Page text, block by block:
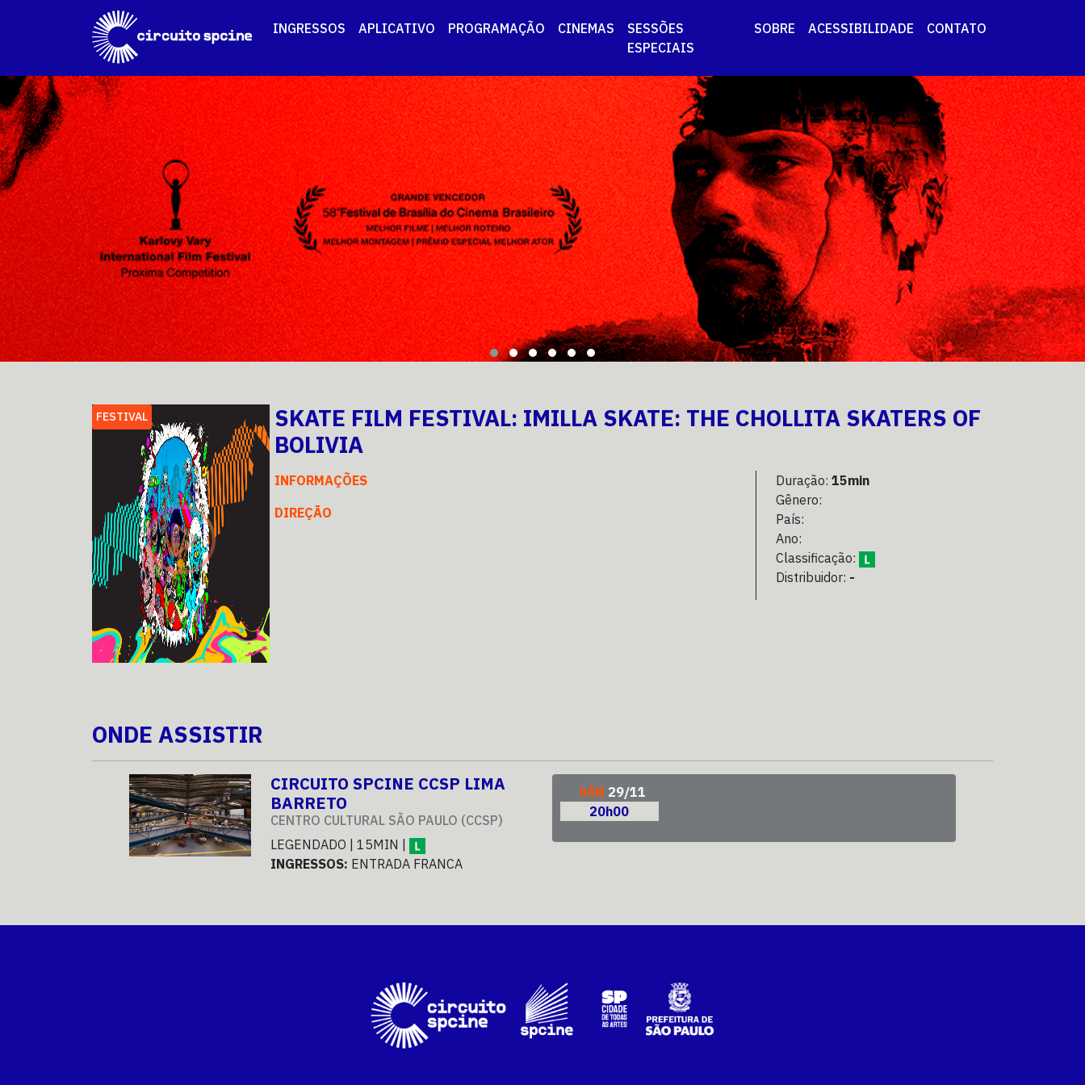
INGRESSOS APLICATIVO PROGRAMAÇÃO CINEMAS
SESSÕES
ESPECIAIS
SOBRE ACESSIBILIDADE CONTATO
FESTIVAL
SKATE FILM FESTIVAL: IMILLA SKATE: THE CHOLLITA SKATERS OF
BOLIVIA
INFORMAÇÕES
DIREÇÃO
Duração:15min
Gênero:
País:
Ano:
Classificação:
Distribuidor: -
ONDE ASSISTIR
CIRCUITO SPCINE CCSP LIMA
BARRETO
CENTRO CULTURAL SÃO PAULO (CCSP)
LEGENDADO | 15MIN |
INGRESSOS: ENTRADA FRANCA
SÁB 29/11
20h00